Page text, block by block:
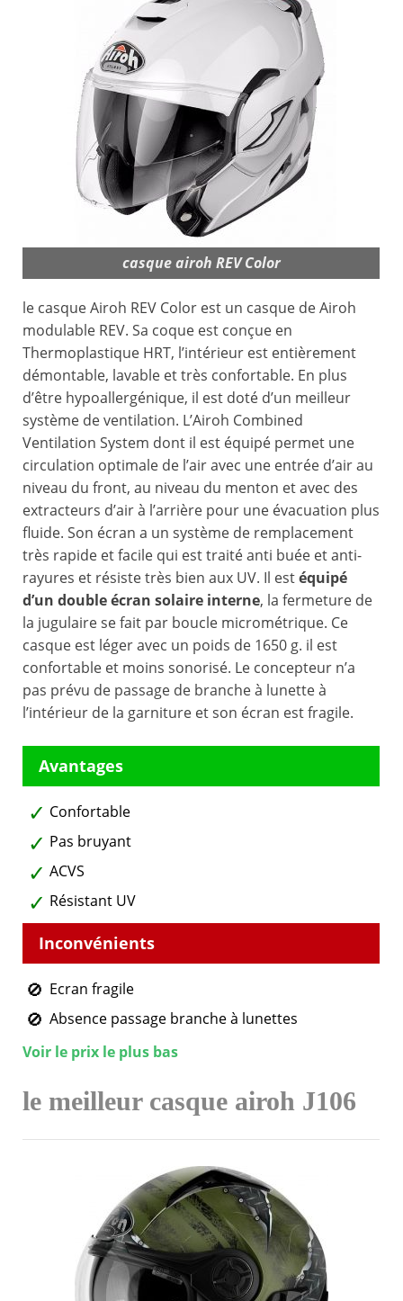
casque airoh REV Color
le casque Airoh REV Color est un casque de Airoh
modulable REV. Sa coque est conçue en
Thermoplastique HRT, l’intérieur est entièrement
démontable, lavable et très confortable. En plus
d’être hypoallergénique, il est doté d’un meilleur
système de ventilation. L’Airoh Combined
Ventilation System dont il est équipé permet une
circulation optimale de l’air avec une entrée d’air au
niveau du front, au niveau du menton et avec des
extracteurs d’air à l’arrière pour une évacuation plus
fluide. Son écran a un système de remplacement
très rapide et facile qui est traité anti buée et anti-
rayures et résiste très bien aux UV. Il estéquipé
d’un double écran solaire interne, la fermeture de
la jugulaire se fait par boucle micrométrique. Ce
casque est léger avec un poids de 1650 g. il est
confortable et moins sonorisé. Le concepteur n’a
pas prévu de passage de branche à lunette à
l’intérieur de la garniture et son écran est fragile.
Confortable
Pas bruyant
ACVS
Résistant UV
Ecran fragile
Absence passage branche à lunettes
Voir le prix le plus bas
le meilleur casque airoh J106